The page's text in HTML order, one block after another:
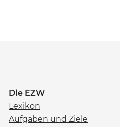
Die EZW
Lexikon
Aufgaben und Ziele